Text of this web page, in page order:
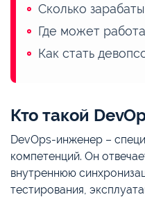
Сколько
Где может
Как стать
Кто такой
DevOps-инженер –
компетенций. Он
внутреннюю
тестирования,